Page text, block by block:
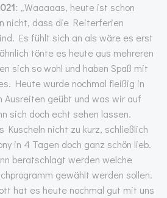
: „Waaaaas, heute ist schon
nicht, dass die Reiterferien
Es fühlt sich an als wäre es erst
tönte es heute aus mehreren
sich so wohl und haben Spaß mit
Heute wurde nochmal fleißig in
Ausreiten geübt und was wir auf
sich doch echt sehen lassen.
Kuscheln nicht zu kurz, schließlich
in 4 Tagen doch ganz schön lieb.
beratschlagt werden welche
gewählt werden sollen.
hat es heute nochmal gut mit uns